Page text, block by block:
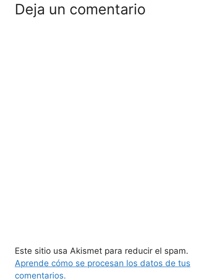
Deja un comentario
Este sitio usa Akismet para reducir el spam.
Aprende cómo se procesan los datos de tus
comentarios.